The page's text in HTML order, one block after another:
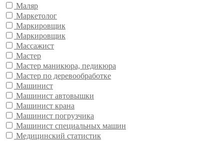
Маляр
Маркетолог
Маркировщик
Маркировщик
Массажист
Мастер
Мастер маникюра, педикюра
Мастер по деревообработке
Машинист
Машинист автовышки
Машинист крана
Машинист погрузчика
Машинист специальных машин
Медицинский статистик